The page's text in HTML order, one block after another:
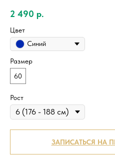
2 490 р.
Цвет
Синий
Размер
60
Рост
ЗАПИСАТЬСЯ НА